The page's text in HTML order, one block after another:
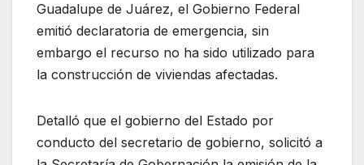
Guadalupe de Juárez, el Gobierno Federal
emitió declaratoria de emergencia, sin
embargo el recurso no ha sido utilizado para
la construcción de viviendas afectadas.
Detalló que el gobierno del Estado por
conducto del secretario de gobierno, solicitó a